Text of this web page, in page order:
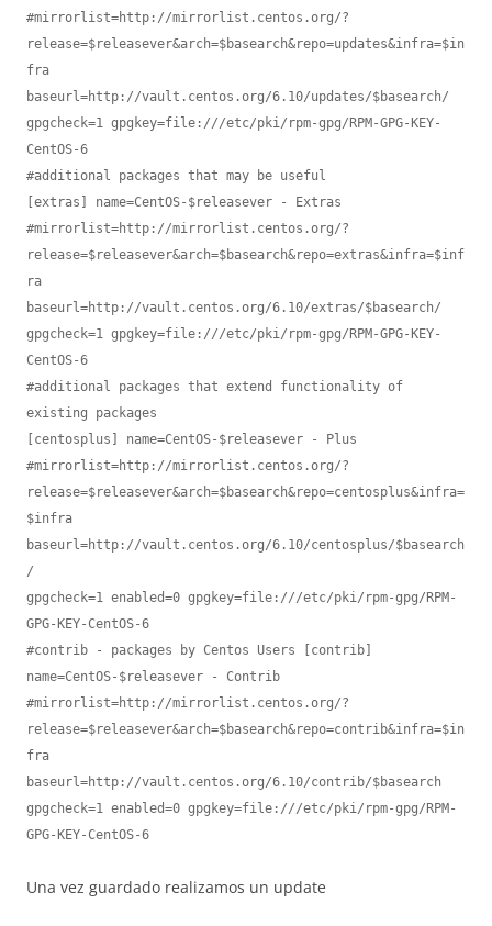
#mirrorlist=http://mirrorlist.centos.org/?
release=$releasever&arch=$basearch&repo=updates&infra=$in
fra
baseurl=http://vault.centos.org/6.10/updates/$basearch/
gpgcheck=1 gpgkey=file:///etc/pki/rpm-gpg/RPM-GPG-KEY-
CentOS-6
#additional packages that may be useful
[extras] name=CentOS-$releasever - Extras
#mirrorlist=http://mirrorlist.centos.org/?
release=$releasever&arch=$basearch&repo=extras&infra=$inf
ra
baseurl=http://vault.centos.org/6.10/extras/$basearch/
gpgcheck=1 gpgkey=file:///etc/pki/rpm-gpg/RPM-GPG-KEY-
CentOS-6
#additional packages that extend functionality of
existing packages
[centosplus] name=CentOS-$releasever - Plus
#mirrorlist=http://mirrorlist.centos.org/?
release=$releasever&arch=$basearch&repo=centosplus&infra=
$infra
baseurl=http://vault.centos.org/6.10/centosplus/$basearch
/
gpgcheck=1 enabled=0 gpgkey=file:///etc/pki/rpm-gpg/RPM-
GPG-KEY-CentOS-6
#contrib - packages by Centos Users [contrib]
name=CentOS-$releasever - Contrib
#mirrorlist=http://mirrorlist.centos.org/?
release=$releasever&arch=$basearch&repo=contrib&infra=$in
fra
baseurl=http://vault.centos.org/6.10/contrib/$basearch
gpgcheck=1 enabled=0 gpgkey=file:///etc/pki/rpm-gpg/RPM-
GPG-KEY-CentOS-6
Una vez guardado realizamos un update